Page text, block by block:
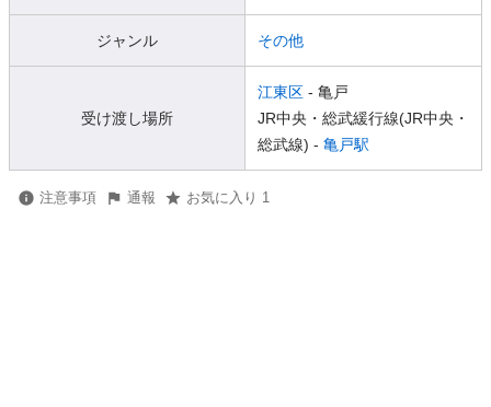
ジャンル その他
受け渡し場所
江東区 - 亀戸
JR中央・総武緩行線(JR中央・
総武線) - 亀戸駅
注意事項 通報 お気に入り 1